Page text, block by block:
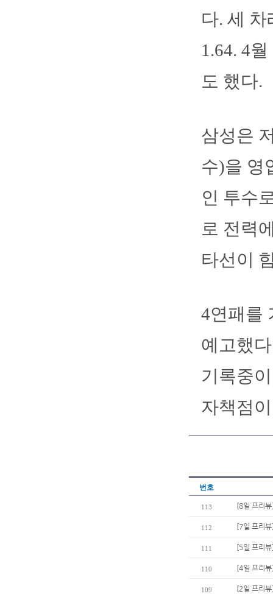
다. 세
1.64. 4
도 했다.
삼성은
수)을 영
인 투수
로 전력
타선이
4연패를
예고했
기록중
자책점
번호
113 [8일 프리
112 [7일 프리
111 [5일 프리
110 [4일 프리
109 [2일 프리